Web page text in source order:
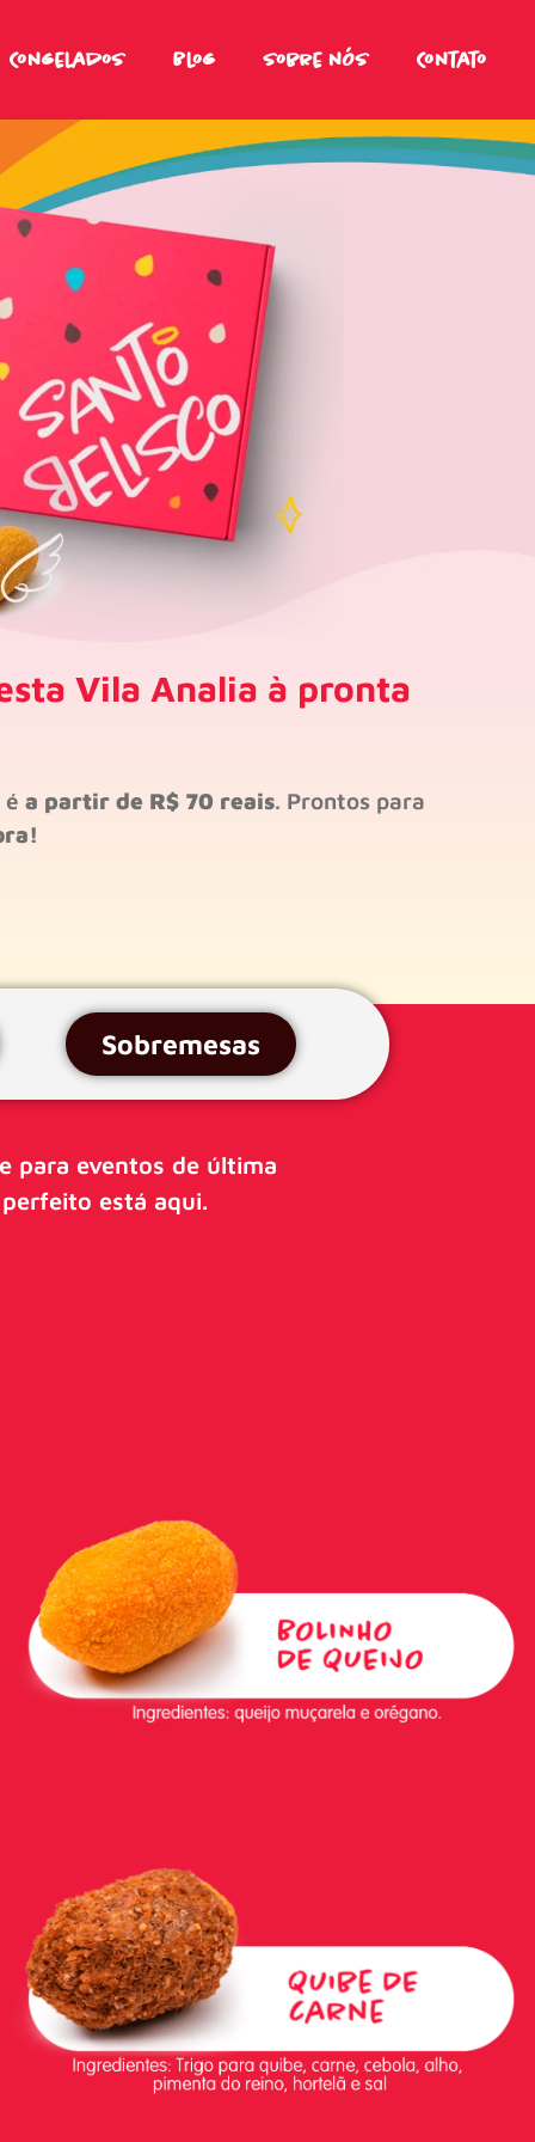
Congelados Blog Sobre nós Contato
Vila Analia à pronta
é a partir de R$ 70 reais. Prontos para
Sobremesas
para eventos de última
está aqui.